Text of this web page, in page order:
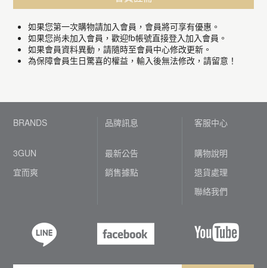
如果您第一次購物請加入會員，會員將可享有優惠。
如果您尚未加入會員，歡迎fb帳號直接登入加入會員。
如果會員資料異動，請隨時至會員中心修改更新。
為保障會員生日驚喜的權益，輸入後無法修改，請留意！
BRANDS
3GUN
宜而爽
品牌訊息
最新公告
銷售據點
客服中心
購物說明
退貨處理
聯絡我們